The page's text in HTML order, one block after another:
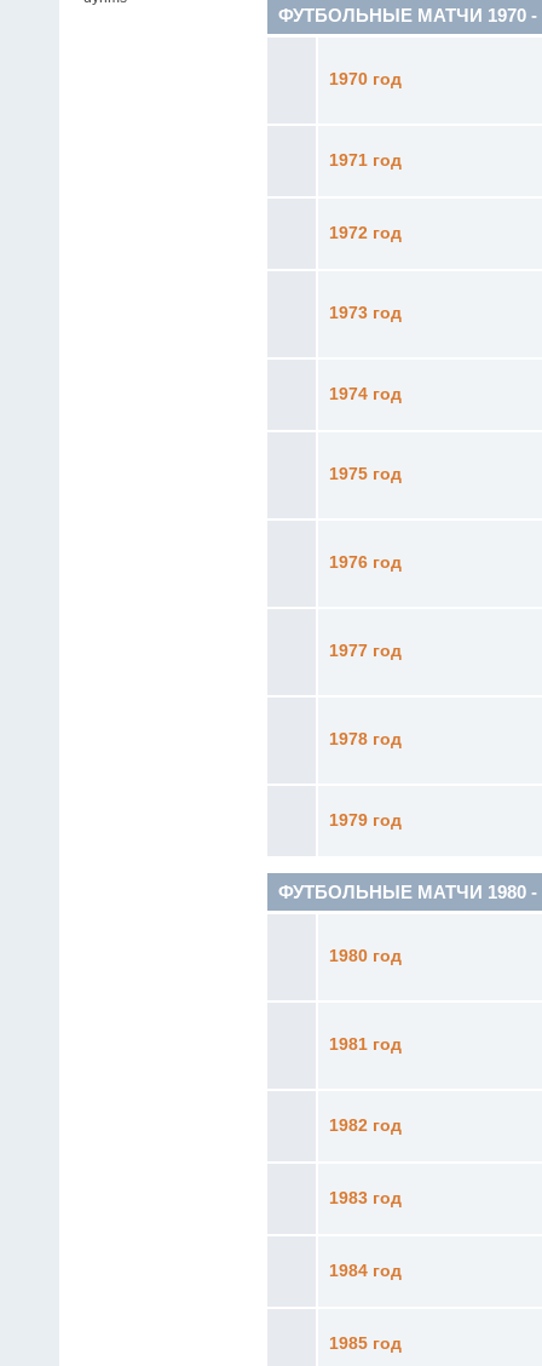
ФУТБОЛЬНЫЕ МАТЧИ 1970 -
1970 год
1971 год
1972 год
1973 год
1974 год
1975 год
1976 год
1977 год
1978 год
1979 год
ФУТБОЛЬНЫЕ МАТЧИ 1980 -
1980 год
1981 год
1982 год
1983 год
1984 год
1985 год